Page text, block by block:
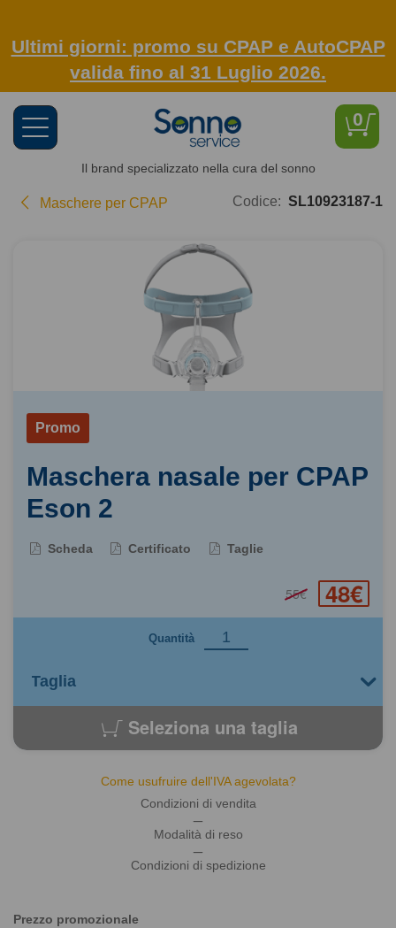
Ultimi giorni: promo su CPAP e AutoCPAP
valida fino al 31 Luglio 2026.
0
Toggle
navigation
Il brand specializzato nella cura del sonno
Maschere per CPAP Codice: SL10923187-1
Promo
Maschera nasale per CPAP
Eson 2
Scheda Certificato Taglie
55€ 48€
Quantità
Seleziona una taglia
Come usufruire dell'IVA agevolata?
Condizioni di vendita
Modalità di reso
Condizioni di spedizione
Prezzo promozionale